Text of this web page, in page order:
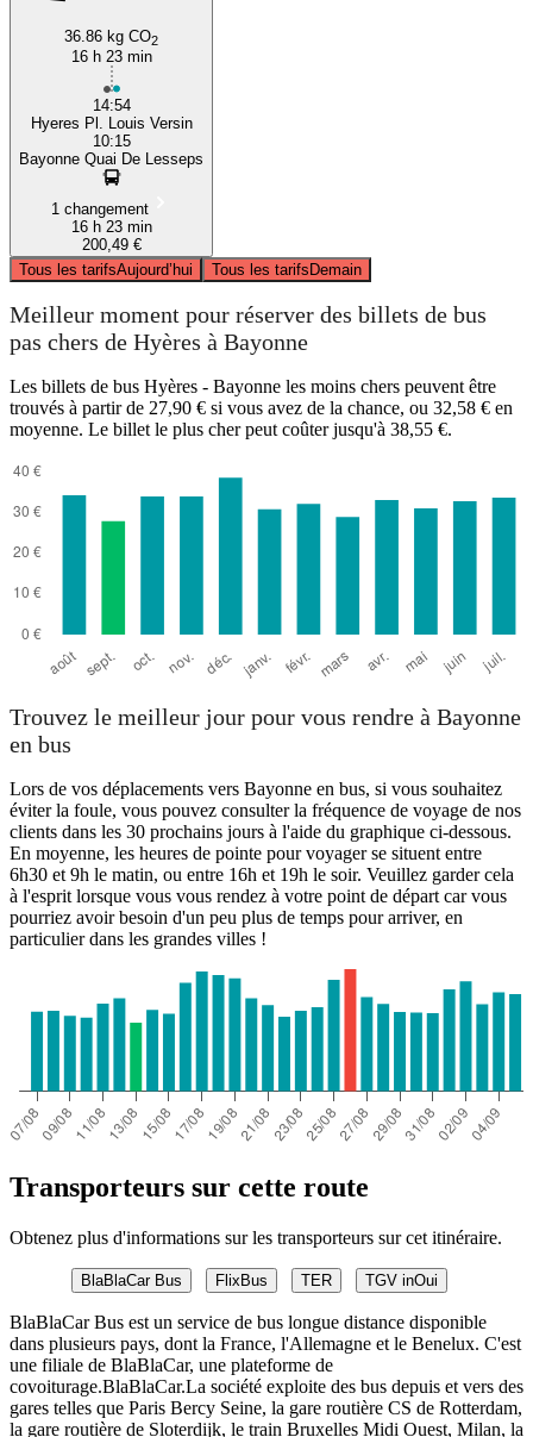
36.86 kg CO2
16 h 23 min
14:54
Hyeres Pl. Louis Versin
10:15
Bayonne Quai De Lesseps
1 changement
16 h 23 min
200,49 €
Tous les tarifsAujourd’hui Tous les tarifsDemain
Meilleur moment pour réserver des billets de bus
pas chers de Hyères à Bayonne
Les billets de bus Hyères - Bayonne les moins chers peuvent être
trouvés à partir de 27,90 € si vous avez de la chance, ou 32,58 € en
moyenne. Le billet le plus cher peut coûter jusqu'à 38,55 €.
Trouvez le meilleur jour pour vous rendre à Bayonne
en bus
Lors de vos déplacements vers Bayonne en bus, si vous souhaitez
éviter la foule, vous pouvez consulter la fréquence de voyage de nos
clients dans les 30 prochains jours à l'aide du graphique ci-dessous.
En moyenne, les heures de pointe pour voyager se situent entre
6h30 et 9h le matin, ou entre 16h et 19h le soir. Veuillez garder cela
à l'esprit lorsque vous vous rendez à votre point de départ car vous
pourriez avoir besoin d'un peu plus de temps pour arriver, en
particulier dans les grandes villes !
Transporteurs sur cette route
Obtenez plus d'informations sur les transporteurs sur cet itinéraire.
BlaBlaCar Bus FlixBus TER TGV inOui
BlaBlaCar Bus est un service de bus longue distance disponible
dans plusieurs pays, dont la France, l'Allemagne et le Benelux. C'est
une filiale de BlaBlaCar, une plateforme de
covoiturage.BlaBlaCar.La société exploite des bus depuis et vers des
gares telles que Paris Bercy Seine, la gare routière CS de Rotterdam,
la gare routière de Sloterdijk, le train Bruxelles Midi Ouest, Milan, la